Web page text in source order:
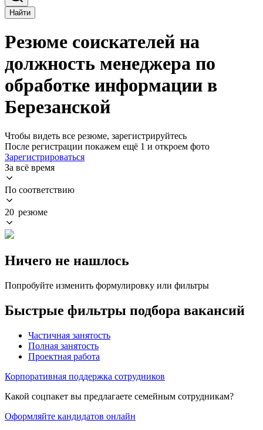
Найти
Резюме соискателей на
должность менеджера по
обработке информации в
Березанской
Чтобы видеть все резюме, зарегистрируйтесь
После регистрации покажем ещё 1 и откроем фото
Зарегистрироваться
За всё время
По соответствию
20 резюме
Ничего не нашлось
Попробуйте изменить формулировку или фильтры
Быстрые фильтры подбора вакансий
Частичная занятость
Полная занятость
Проектная работа
Корпоративная поддержка сотрудников
Какой соцпакет вы предлагаете семейным сотрудникам?
Оформляйте кандидатов онлайн